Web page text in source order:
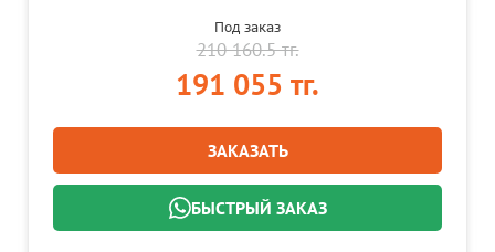
Под заказ
210 160.5 тг.
191 055 тг.
ЗАКАЗАТЬ
БЫСТРЫЙ ЗАКАЗ